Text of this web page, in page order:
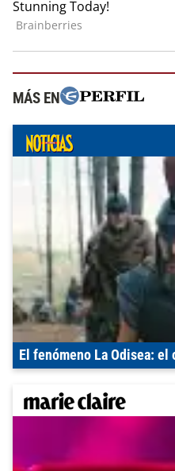
MÁS EN
El fenómeno La Odisea: